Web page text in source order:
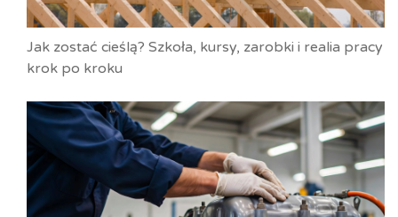
Jak zostać cieślą? Szkoła, kursy, zarobki i realia pracy
krok po kroku